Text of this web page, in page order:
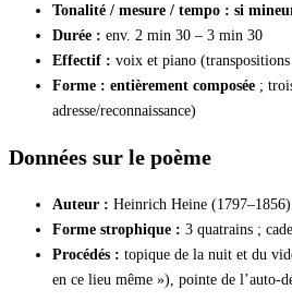
Tonalité / mesure / tempo : si
Durée : env. 2 min 30 – 3 min 30
Effectif : voix et piano (transpositions
Forme : entièrement composée ;
adresse/reconnaissance)
Données sur le poème
Auteur : Heinrich Heine (1797–1856)
Forme strophique : 3 quatrains ;
Procédés : topique de la nuit et du
en ce lieu même »), pointe de l’auto-